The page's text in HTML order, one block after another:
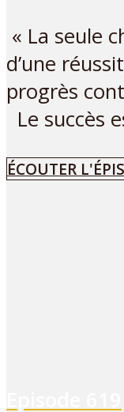
« La seule
d’une
progrès
Le succès
ÉCOUTER